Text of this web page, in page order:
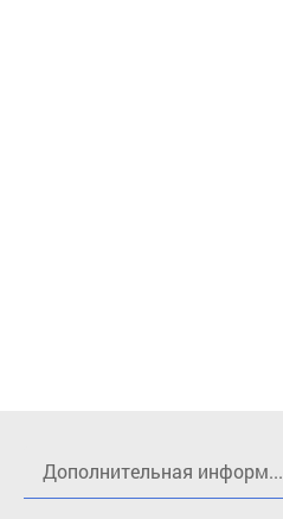
Дополнительная информ...